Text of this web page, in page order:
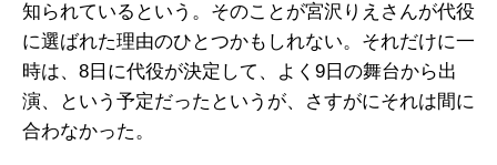
知られているという。そのことが宮沢りえさんが代役
に選ばれた理由のひとつかもしれない。それだけに一
時は、8日に代役が決定して、よく9日の舞台から出
演、という予定だったというが、さすがにそれは間に
合わなかった。